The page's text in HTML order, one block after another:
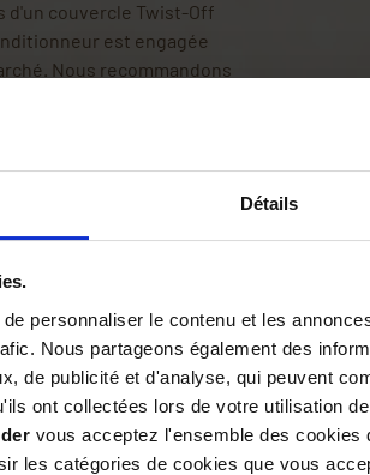
Détails
personnaliser le contenu et les
Nous partageons également des
de publicité et d'analyse, qui peuvent
ont collectées lors de votre utilisation
vous acceptez l'ensemble des cookies
les catégories de cookies que vous
couvercle Twist-Off
est engagée
Nous recommandons
stérilisé, lors de
un « POC ».
Off Flipsont
de contrôle au centre de la
Flip est tourné vers
pots avec ces
à la
élevées de la
sont conçus pour résister